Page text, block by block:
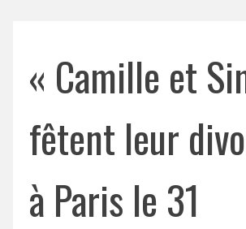
« Camille et
fêtent leur
à Paris le 31